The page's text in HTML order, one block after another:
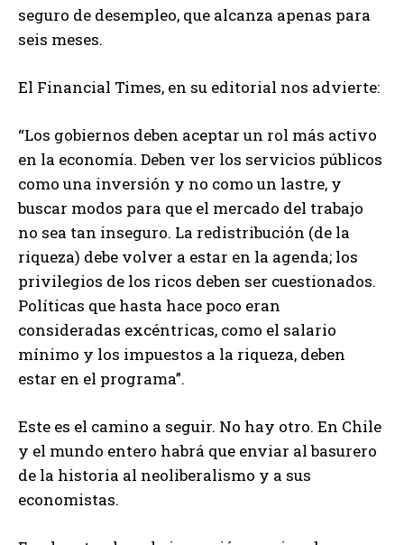
seguro de desempleo, que alcanza apenas para
seis meses.
El Financial Times, en su editorial nos advierte:
“Los gobiernos deben aceptar un rol más activo
en la economía. Deben ver los servicios públicos
como una inversión y no como un lastre, y
buscar modos para que el mercado del trabajo
no sea tan inseguro. La redistribución (de la
riqueza) debe volver a estar en la agenda; los
privilegios de los ricos deben ser cuestionados.
Políticas que hasta hace poco eran
consideradas excéntricas, como el salario
mínimo y los impuestos a la riqueza, deben
estar en el programa”.
Este es el camino a seguir. No hay otro. En Chile
y el mundo entero habrá que enviar al basurero
de la historia al neoliberalismo y a sus
economistas.